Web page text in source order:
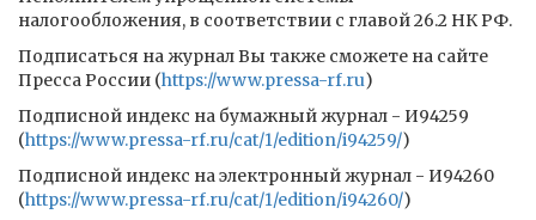
налогообложения, в соответствии с главой 26.2 НК РФ.
Подписаться на журнал Вы также сможете на сайте
Пресса России (https://www.pressa-rf.ru)
Подписной индекс на бумажный журнал - И94259
(https://www.pressa-rf.ru/cat/1/edition/i94259/)
Подписной индекс на электронный журнал - И94260
(https://www.pressa-rf.ru/cat/1/edition/i94260/)